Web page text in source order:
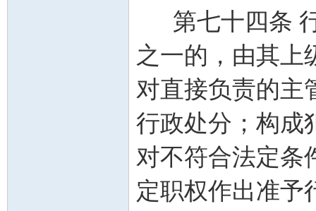
第七十四条 行
之一的，由其上
对直接负责的主
行政处分；构成
对不符合法定条
定职权作出准予